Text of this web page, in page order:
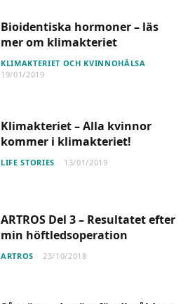
Bioidentiska hormoner – läs
mer om klimakteriet
KLIMAKTERIET OCH KVINNOHÄLSA
19/01/2019
Klimakteriet – Alla kvinnor
kommer i klimakteriet!
LIFE STORIES 13/01/2019
ARTROS Del 3 – Resultatet efter
min höftledsoperation
ARTROS 23/10/2018